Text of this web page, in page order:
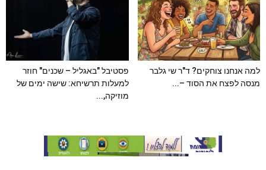
למה אנחנו צוחקים? ד"ר שי גלבר
מנסה לפצח את הסוד –...
פסטיבל "באגליל – שכנים" חוזר
למעלות תרשיחא: שישה ימים של
מוזיקה,...